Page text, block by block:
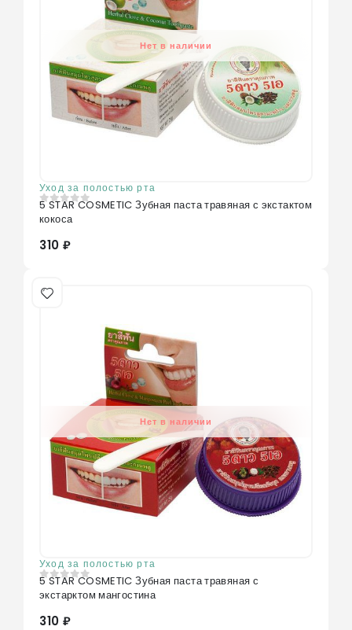
Нет в наличии
Уход за полостью рта
0 из 5
5 STAR COSMETIC Зубная паста травяная с экстактом
кокоса
310 ₽
Нет в наличии
Уход за полостью рта
0 из 5
5 STAR COSMETIC Зубная паста травяная с
экстарктом мангостина
310 ₽